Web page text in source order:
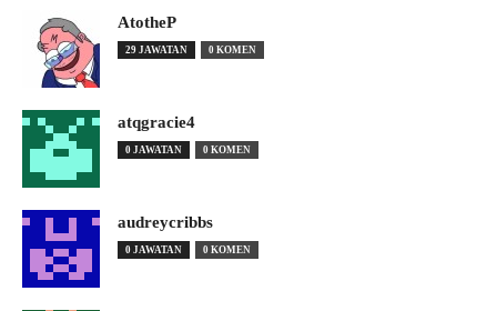
AtotheP
29 JAWATAN 0 KOMEN
atqgracie4
0 JAWATAN 0 KOMEN
audreycribbs
0 JAWATAN 0 KOMEN